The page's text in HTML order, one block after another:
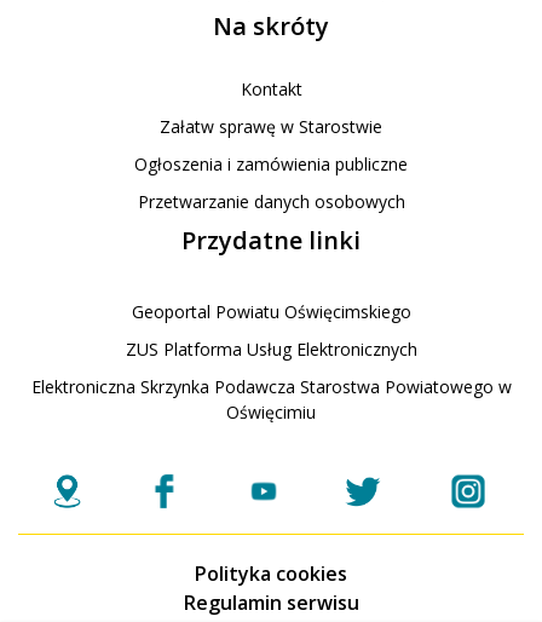
Na skróty
Kontakt
Załatw sprawę w Starostwie
Ogłoszenia i zamówienia publiczne
Przetwarzanie danych osobowych
Przydatne linki
Geoportal Powiatu Oświęcimskiego
ZUS Platforma Usług Elektronicznych
Elektroniczna Skrzynka Podawcza Starostwa Powiatowego w
Oświęcimiu
Polityka cookies
Regulamin serwisu